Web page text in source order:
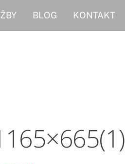
BLOG KONTAKT